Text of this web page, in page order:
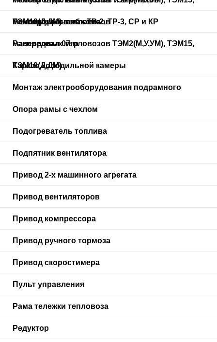
ТЭМ18(Д,ДМ) в объеме
маневровых тепловозов
Ремонт в объемах ТР-2, ТР-3, СР и КР
маневровых тепловозов ТЭМ2(М,У,УМ), ТЭМ15,
ТЭМ18(Д,ДМ)
Распредвал 07гр
Каркас холодильной камеры
Монтаж электрооборудования подрамного
Опора рамы с чехлом
Подогреватель топлива
Подпятник вентилятора
Привод 2-х машинного агрегата
Привод вентиляторов
Привод компрессора
Привод ручного тормоза
Привод скоростимера
Пульт управления
Рама тележки тепловоза
Редуктор